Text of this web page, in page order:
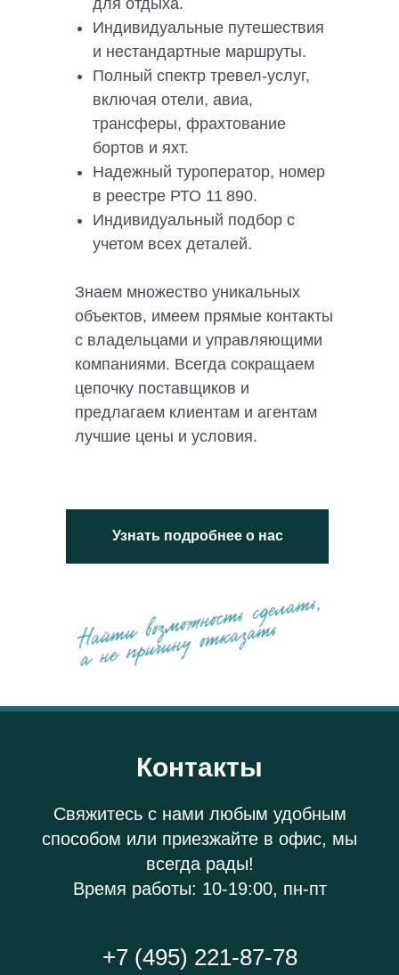
Индивидуальные путешествия
и нестандартные маршруты.
Полный спектр тревел-услуг,
включая отели, авиа,
трансферы, фрахтование
бортов и яхт.
Надежный туроператор, номер
в реестре РТО 11 890.
Индивидуальный подбор с
учетом всех деталей.
Знаем множество уникальных
объектов, имеем прямые контакты
с владельцами и управляющими
компаниями. Всегда сокращаем
цепочку поставщиков и
предлагаем клиентам и агентам
лучшие цены и условия.
Узнать подробнее о нас
Контакты
Свяжитесь с нами любым удобным
способом или приезжайте в офис, мы
всегда рады!
Время работы: 10-19:00, пн-пт
+7 (495) 221-87-78